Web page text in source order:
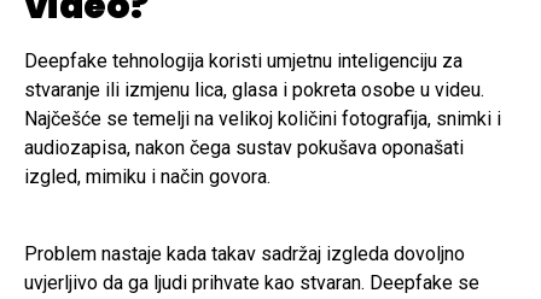
Deepfake tehnologija koristi umjetnu inteligenciju za
stvaranje ili izmjenu lica, glasa i pokreta osobe u videu.
Najčešće se temelji na velikoj količini fotografija, snimki i
audiozapisa, nakon čega sustav pokušava oponašati
izgled, mimiku i način govora.
Problem nastaje kada takav sadržaj izgleda dovoljno
uvjerljivo da ga ljudi prihvate kao stvaran. Deepfake se